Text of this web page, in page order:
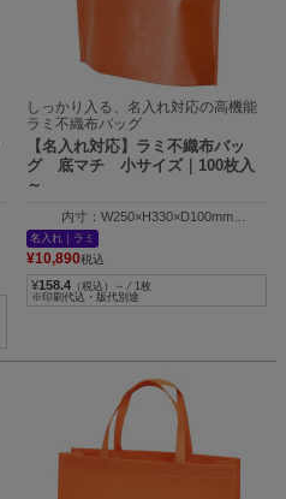
しっかり入る、名入れ対応の高機能
ラミ不織布バッグ
【名入れ対応】ラミ不織布バッ
グ 底マチ 小サイズ｜100枚入
～
内寸：W250×H330×D100mm
外寸：W350×H330×D100mm
名入れ｜ラミ
¥10,890税込
¥158.4 （税込）～ ⁄ 1枚
※印刷代込・版代別途